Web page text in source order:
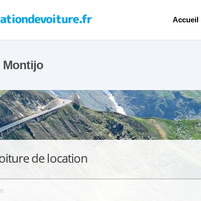
Accueil
Montijo
de location